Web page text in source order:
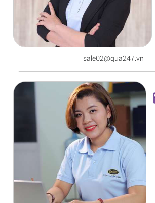
sale02@qua247.vn